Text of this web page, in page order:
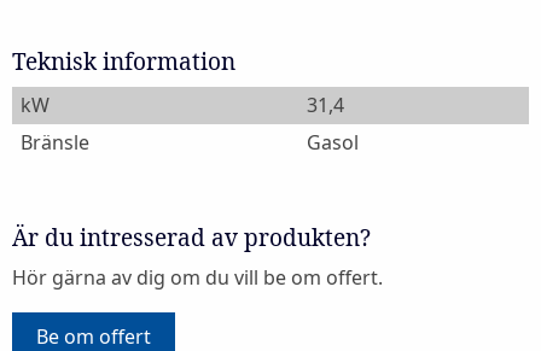
Teknisk information
kW
31,4
Bränsle
Gasol
Är du intresserad av produkten?
Hör gärna av dig om du vill be om offert.
Be om offert